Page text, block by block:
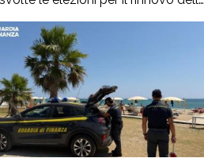
sociali delConsorzio di Tutela dei
Reggio Calabria, che hanno
all’elezione alla presidenza
Nesci. Una nomina che segna
di una nuova fase di progresso
a un forte rinnovamento, allo